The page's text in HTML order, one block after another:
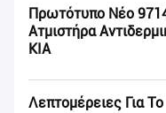
Πρωτότυπο Νέο
Ατμιστήρα
KIA
Λεπτομέρειες Για